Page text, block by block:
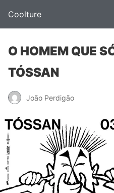
Coolture
O HOMEM QUE
TÓSSAN
João Perdigão